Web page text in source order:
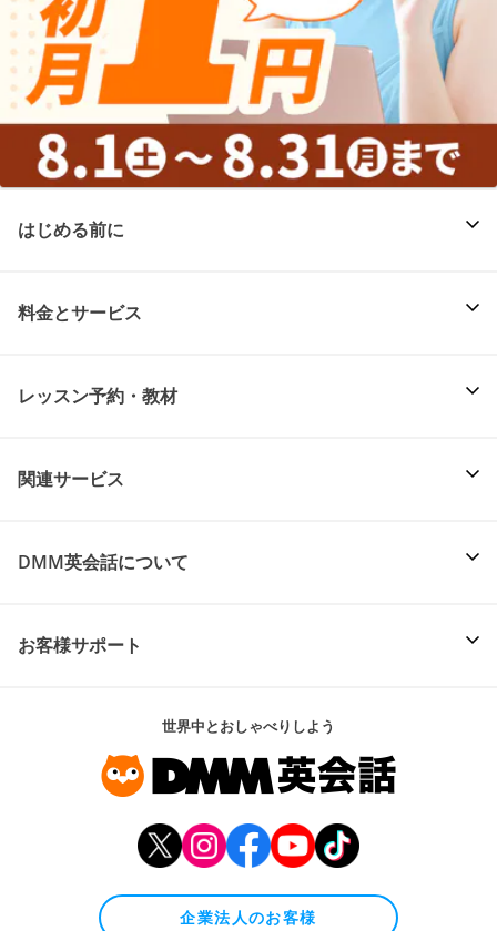
はじめる前に
料金とサービス
レッスン予約・教材
関連サービス
DMM英会話について
お客様サポート
世界中とおしゃべりしよう
企業法人のお客様